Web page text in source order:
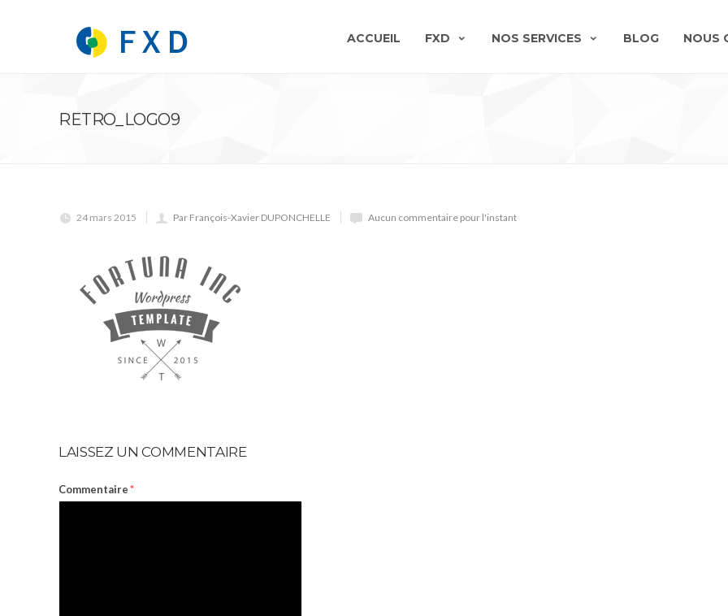
ACCUEIL FXD NOS SERVICES BLOG NOUS
RETRO_LOGO9
24 mars 2015 Par François-Xavier DUPONCHELLE Aucun commentaire pour l'instant
LAISSEZ UN COMMENTAIRE
Commentaire*